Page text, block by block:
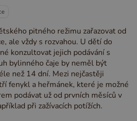
pitného režimu zařazovat od
ale vždy s rozvahou. U dětí do
konzultovat jejich podávání s
bylinného čaje by neměl být
než 14 dní. Mezi nejčastěji
fenykl a heřmánek, které je možné
podávat už od prvních měsíců v
při zažívacích potížích.